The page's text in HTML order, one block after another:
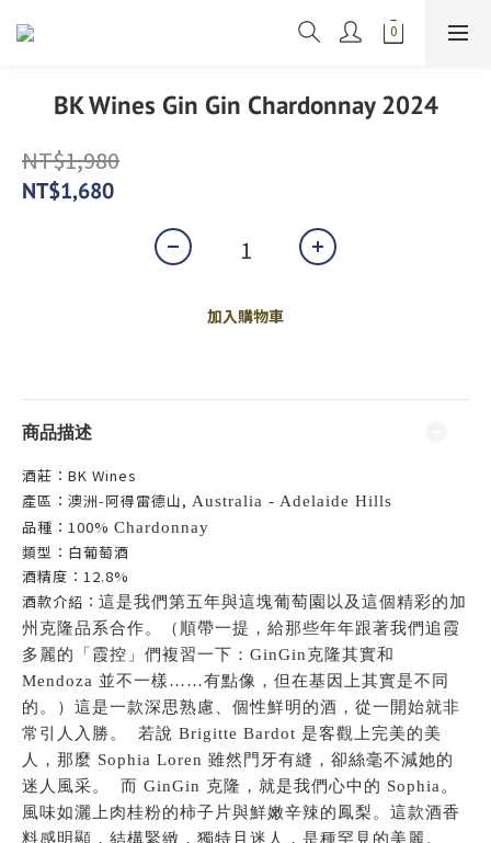
BK Wines Gin Gin Chardonnay 2024
NT$1,980
NT$1,680
加入購物車
商品描述
酒莊：BK Wines
產區：澳洲-阿得雷德山, Australia - Adelaide Hills
品種：100% Chardonnay
類型：白葡萄酒
酒精度：12.8%
酒款介紹： 這是我們第五年與這塊葡萄園以及這個精彩的加
州克隆品系合作。（順帶一提，給那些年年跟著我們追霞
多麗的「霞控」們複習一下：GinGin克隆其實和
Mendoza 並不一樣……有點像，但在基因上其實是不同
的。）這是一款深思熟慮、個性鮮明的酒，從一開始就非
常引人入勝。
若說 Brigitte Bardot 是客觀上完美的美
人，那麼 Sophia Loren 雖然門牙有縫，卻絲毫不減她的
迷人風采。
而 GinGin 克隆，就是我們心中的 Sophia。
風味如灑上肉桂粉的柿子片與鮮嫩辛辣的鳳梨。這款酒香
料感明顯，結構緊緻，獨特且迷人，是種罕見的美麗。